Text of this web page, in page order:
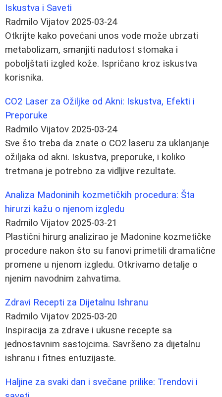
Iskustva i Saveti
Radmilo Vijatov 2025-03-24
Otkrijte kako povećani unos vode može ubrzati
metabolizam, smanjiti nadutost stomaka i
poboljštati izgled kože. Ispričano kroz iskustva
korisnika.
CO2 Laser za Ožiljke od Akni: Iskustva, Efekti i
Preporuke
Radmilo Vijatov 2025-03-24
Sve što treba da znate o CO2 laseru za uklanjanje
ožiljaka od akni. Iskustva, preporuke, i koliko
tretmana je potrebno za vidljive rezultate.
Analiza Madoninih kozmetičkih procedura: Šta
hirurzi kažu o njenom izgledu
Radmilo Vijatov 2025-03-21
Plastični hirurg analizirao je Madonine kozmetičke
procedure nakon što su fanovi primetili dramatične
promene u njenom izgledu. Otkrivamo detalje o
njenim navodnim zahvatima.
Zdravi Recepti za Dijetalnu Ishranu
Radmilo Vijatov 2025-03-20
Inspiracija za zdrave i ukusne recepte sa
jednostavnim sastojcima. Savršeno za dijetalnu
ishranu i fitnes entuzijaste.
Haljine za svaki dan i svečane prilike: Trendovi i